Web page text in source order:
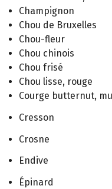
Champignon
Chou de Bruxelles
Chou-fleur
Chou chinois
Chou frisé
Chou lisse, rouge
Courge butternut,
Cresson
Crosne
Endive
Épinard